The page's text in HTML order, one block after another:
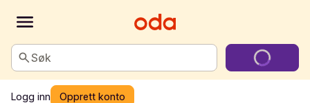
Søk
Logg inn Opprett konto